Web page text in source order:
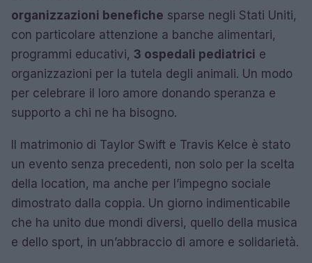
organizzazioni benefiche sparse negli Stati Uniti,
con particolare attenzione a banche alimentari,
programmi educativi, 3 ospedali pediatrici e
organizzazioni per la tutela degli animali. Un modo
per celebrare il loro amore donando speranza e
supporto a chi ne ha bisogno.
Il matrimonio di Taylor Swift e Travis Kelce è stato
un evento senza precedenti, non solo per la scelta
della location, ma anche per l’impegno sociale
dimostrato dalla coppia. Un giorno indimenticabile
che ha unito due mondi diversi, quello della musica
e dello sport, in un’abbraccio di amore e solidarietà.